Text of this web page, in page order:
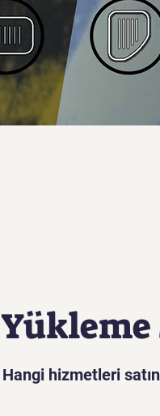
Yükleme
Hangi hizmetleri